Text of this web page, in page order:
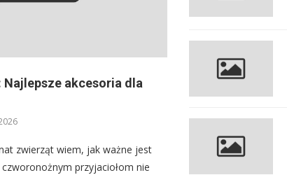
Najlepsze akcesoria dla
zwierząt wiem, jak ważne jest
przyjaciołom nie